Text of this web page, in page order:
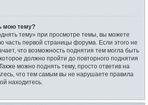
мою тему?
тему» при просмотре темы, вы можете
часть первой страницы форума. Если этого не
что возможность поднятия тем могла быть
должно пройти до повторного поднятия
можно поднять тему, просто ответив на
что тем самым вы не нарушаете правила
находитесь.